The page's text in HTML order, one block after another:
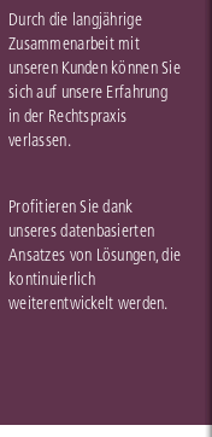
Durch die langjährige
Zusammenarbeit mit
unseren Kunden können Sie
sich auf unsere Erfahrung
in der Rechtspraxis
verlassen.
Profitieren Sie dank
unseres datenbasierten
Ansatzes von Lösungen, die
kontinuierlich
weiterentwickelt werden.